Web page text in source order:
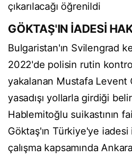
çıkarılacağı öğrenildi
GÖKTAŞ'IN İADESİ
Bulgaristan'ın Svilengrad
2022'de polisin rutin
yakalanan Mustafa Levent
yasadışı yollarla girdiği
Hablemitoğlu suikastının
Göktaş'ın Türkiye'ye iadesi
çalışma kapsamında